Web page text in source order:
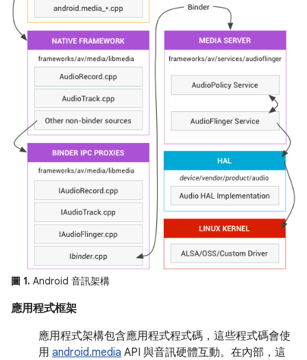
圖 1. Android 音訊架構
應用程式框架
應用程式架構包含應用程式程式碼，這些程式碼會使
用 android.media API 與音訊硬體互動。在內部，這